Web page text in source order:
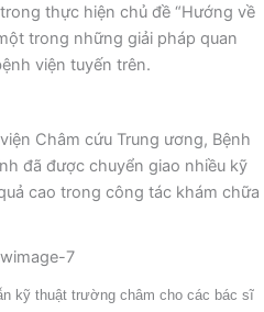
thực hiện chủ đề “Hướng về
trong những giải pháp quan
viện tuyến trên.
Châm cứu Trung ương, Bệnh
đã được chuyển giao nhiều kỹ
cao trong công tác khám chữa
kỹ thuật trường châm cho các bác sĩ